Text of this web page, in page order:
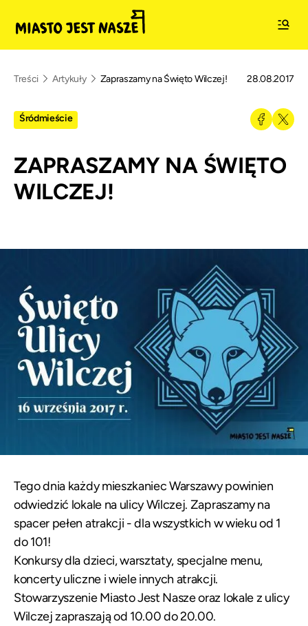
Treści Artykuły Zapraszamy na Święto Wilczej! 28.08.2017
Śródmieście
ZAPRASZAMY NA ŚWIĘTO
WILCZEJ!
Tego dnia każdy mieszkaniec Warszawy powinien
odwiedzić lokale na ulicy Wilczej. Zapraszamy na
spacer pełen atrakcji - dla wszystkich w wieku od 1
do 101!
Konkursy dla dzieci, warsztaty, specjalne menu,
koncerty uliczne i wiele innych atrakcji.
Stowarzyszenie Miasto Jest Nasze oraz lokale z ulicy
Wilczej zapraszają od 10.00 do 20.00.